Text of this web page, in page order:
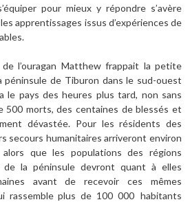
pour mieux y répondre s’avère
apprentissages issus d’expériences de
l’ouragan Matthew frappait la petite
péninsule de Tiburon dans le sud-ouest
le pays des heures plus tard, non sans
500 morts, des centaines de blessés et
dévastée. Pour les résidents des
secours humanitaires arriveront environ
que les populations des régions
la péninsule devront quant à elles
avant de recevoir ces mêmes
rassemble plus de 100 000 habitants